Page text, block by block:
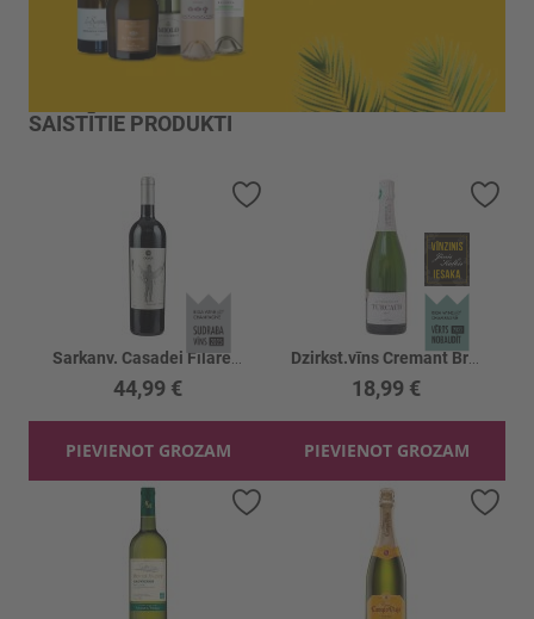
SAISTĪTIE PRODUKTI
44,99 €
PIEVIENOT GROZAM
Pievienot vēlmju sarakstam
18,99 €
PIEVIENOT GROZAM
Pievienot vēlmju sarakstam